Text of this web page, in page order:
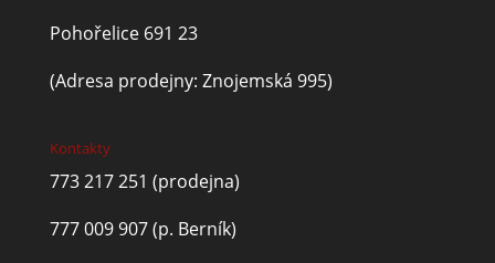
Pohořelice 691 23
(Adresa prodejny: Znojemská 995)
Kontakty
773 217 251 (prodejna)
777 009 907(p. Berník)